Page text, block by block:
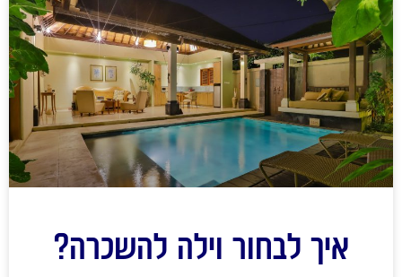
איך לבחור וילה להשכרה?